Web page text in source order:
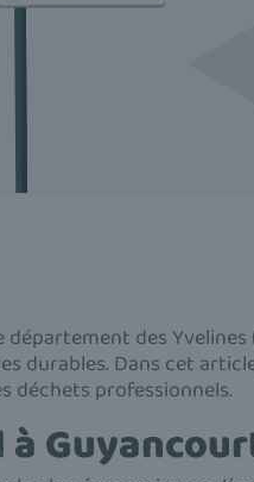
département des Yvelines
durables. Dans cet
déchets professionnels.
à